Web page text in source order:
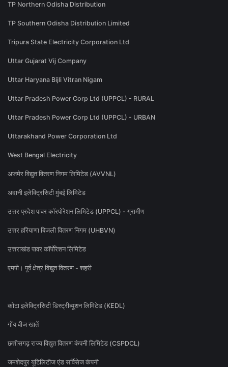
TP Northern Odisha Distribution
TP Southern Odisha Distribution Limited
Tripura State Electricity Corporation Ltd
Uttar Gujarat Vij Company
Uttar Haryana Bijli Vitran Nigam
Uttar Pradesh Power Corp Ltd (UPPCL) - RURAL
Uttar Pradesh Power Corp Ltd (UPPCL) - URBAN
Uttarakhand Power Corporation Ltd
West Bengal Electricity
अजमेर विद्युत वितरण निगम लिमिटेड (AVVNL)
अदानी इलेक्ट्रिसिटी मुंबई लिमिटेड
उत्तर प्रदेश पावर कॉरपोरेशन लिमिटेड (UPPCL) - ग्रामीण
उत्तर हरियाणा बिजली वितरण निगम (UHBVN)
उत्तराखंड पावर कॉर्पोरेशन लिमिटेड
एमपी। पूर्व क्षेत्र विद्युत वितरण - शहरी
कोटा इलेक्ट्रिसिटी डिस्ट्रीब्यूशन लिमिटेड (KEDL)
गोंय वीज खातें
छत्तीसगढ़ राज्य विद्युत वितरण कंपनी लिमिटेड (CSPDCL)
जमशेदपुर यूटिलिटीज एंड सर्विसेज कंपनी